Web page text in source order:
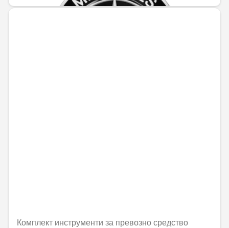
Комплект инструменти за превозно средство